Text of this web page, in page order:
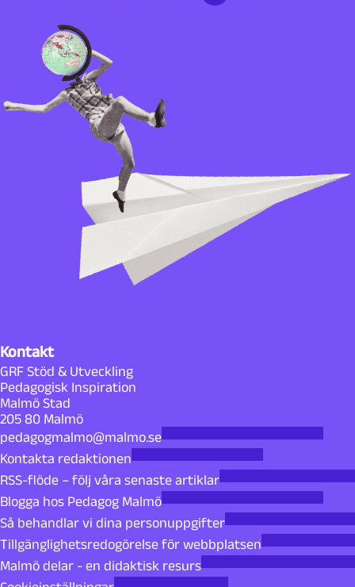
Kontakt
GRF Stöd & Utveckling
Pedagogisk Inspiration
Malmö Stad
205 80 Malmö
pedagogmalmo@malmo.se
Kontakta redaktionen
RSS-flöde – följ våra senaste artiklar
Blogga hos Pedagog Malmö
Så behandlar vi dina personuppgifter
Tillgänglighetsredogörelse för webbplatsen
Malmö delar - en didaktisk resurs